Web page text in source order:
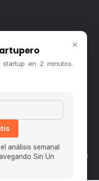
· Términos De Uso
×
en 2 minutos.
análisis semanal
Sin Un